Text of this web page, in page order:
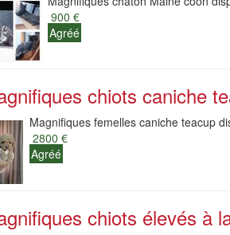
900 €
Agréé
chiots caniche
Magnifiques femelles caniche teacup
2800 €
Agréé
chiots élevés à